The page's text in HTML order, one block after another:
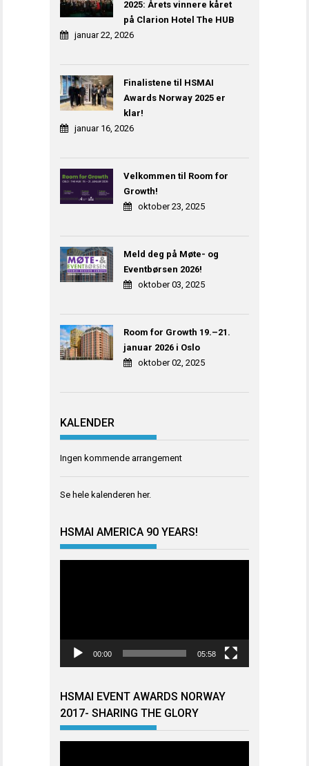
2025: Årets vinnere kåret
på Clarion Hotel The HUB
januar 22, 2026
Finalistene til HSMAI
Awards Norway 2025 er
klar!
januar 16, 2026
Velkommen til Room for
Growth!
oktober 23, 2025
Meld deg på Møte- og
Eventbørsen 2026!
oktober 03, 2025
Room for Growth 19.–21.
januar 2026 i Oslo
oktober 02, 2025
KALENDER
Ingen kommende arrangement
Se hele kalenderen her.
HSMAI AMERICA 90 YEARS!
00:00 05:58
HSMAI EVENT AWARDS NORWAY
2017- SHARING THE GLORY